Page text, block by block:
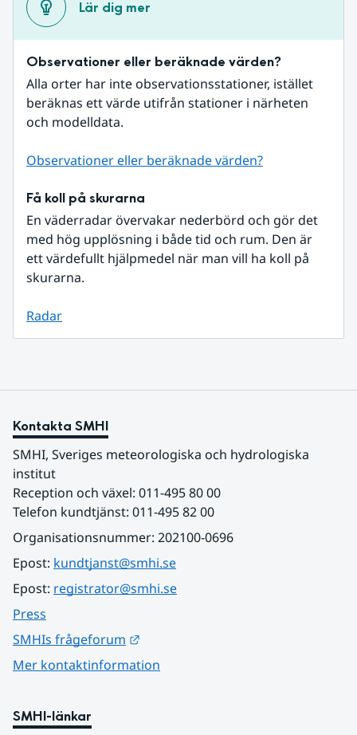
Lär dig mer
Observationer eller beräknade värden?
Alla orter har inte observationsstationer, istället
beräknas ett värde utifrån stationer i närheten
och modelldata.
Observationer eller beräknade värden?
Få koll på skurarna
En väderradar övervakar nederbörd och gör det
med hög upplösning i både tid och rum. Den är
ett värdefullt hjälpmedel när man vill ha koll på
skurarna.
Radar
Kontakta SMHI
SMHI, Sveriges meteorologiska och hydrologiska
institut
Reception och växel: 011-495 80 00
Telefon kundtjänst: 011-495 82 00
Organisationsnummer: 202100-0696
Epost: kundtjanst@smhi.se
Epost: registrator@smhi.se
Press
SMHIs frågeforum
Mer kontaktinformation
SMHI-länkar